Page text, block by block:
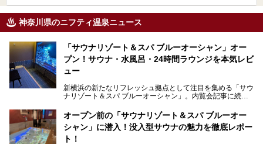
神奈川県のニフティ温泉ニュース
「サウナリゾート＆スパ ブルーオーシャン」オー
プン！サウナ・水風呂・24時間ラウンジを本気レビ
ュー
新横浜の新たなリフレッシュ拠点として注目を集める「サウ
ナリゾート＆スパ ブルーオーシャン」。内覧会記事に続
す。サウナや水風呂の気持ちよさはもちろん、リラックスス
ペースの過ごしやすさまで徹底チェック。新横浜エリアで日
常の疲れをリセットしたい人、ライブやスポーツ観戦遠征組
は必見です。
オープン前の「サウナリゾート＆スパ ブルーオー
シャン」に潜入！没入型サウナの魅力を徹底レポー
ト！